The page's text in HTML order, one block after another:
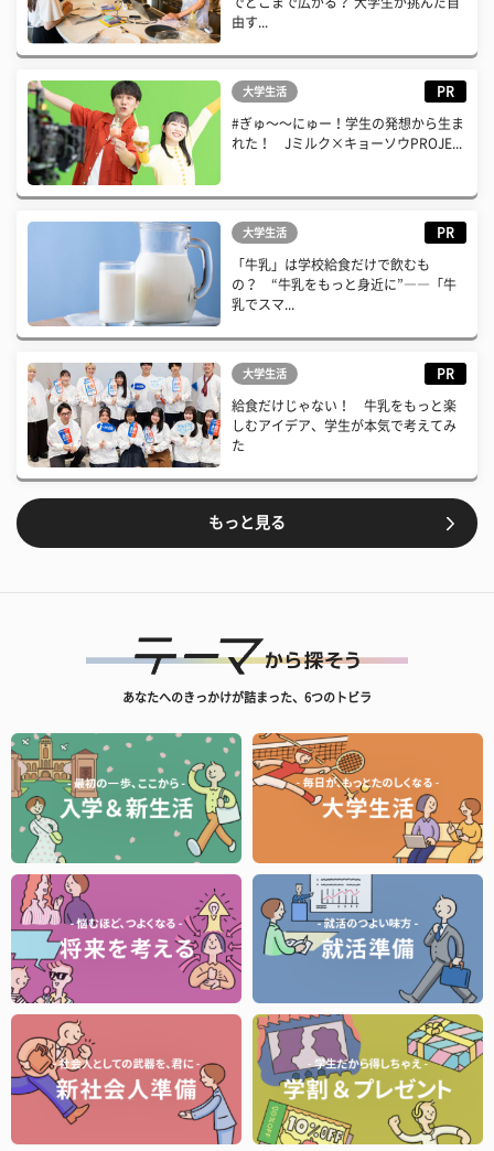
由す...
大学生活 PR
#ぎゅ〜〜にゅー！学生の発想から生ま
れた！ Jミルク×キョーソウPROJE...
大学生活 PR
「牛乳」は学校給食だけで飲むも
の？ “牛乳をもっと身近に”――「牛
乳でスマ...
大学生活 PR
給食だけじゃない！ 牛乳をもっと楽
しむアイデア、学生が本気で考えてみ
た
もっと見る
あなたへのきっかけが詰まった、6つのトビラ